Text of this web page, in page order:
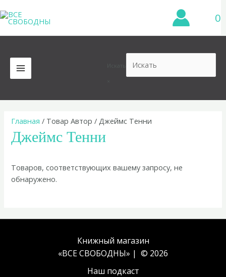
к
содержимому
0
MAIN
MENU
Главная / Товар Автор / Джеймс Тенни
Джеймс Тенни
Товаров, соответствующих вашему запросу, не
обнаружено.
Книжный магазин
«ВСЕ СВОБОДНЫ» | © 2026
Наш подкаст